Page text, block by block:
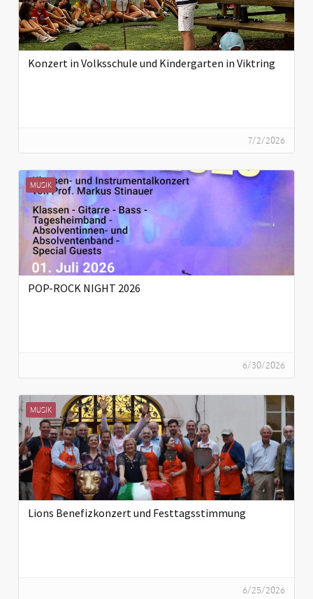
Konzert in Volksschule und Kindergarten in Viktring
7/2/2026
MUSIK
POP-ROCK NIGHT 2026
6/30/2026
MUSIK
Lions Benefizkonzert und Festtagsstimmung
6/25/2026